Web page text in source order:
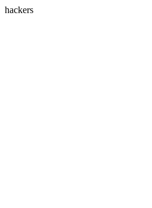
hackers